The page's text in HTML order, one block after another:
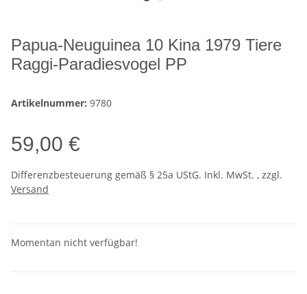
Papua-Neuguinea 10 Kina 1979 Tiere
Raggi-Paradiesvogel PP
Artikelnummer: 9780
59,00 €
Differenzbesteuerung gemäß § 25a UStG. Inkl. MwSt. , zzgl.
Versand
Momentan nicht verfügbar!